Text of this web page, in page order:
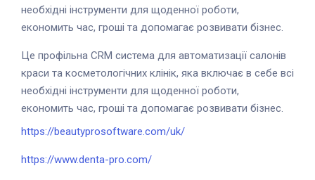
необхідні інструменти для щоденної роботи,
економить час, гроші та допомагає розвивати бізнес.
Це профільна CRM система для автоматизації салонів
краси та косметологічних клінік, яка включає в себе всі
необхідні інструменти для щоденної роботи,
економить час, гроші та допомагає розвивати бізнес.
https://beautyprosoftware.com/uk/
https://www.denta-pro.com/